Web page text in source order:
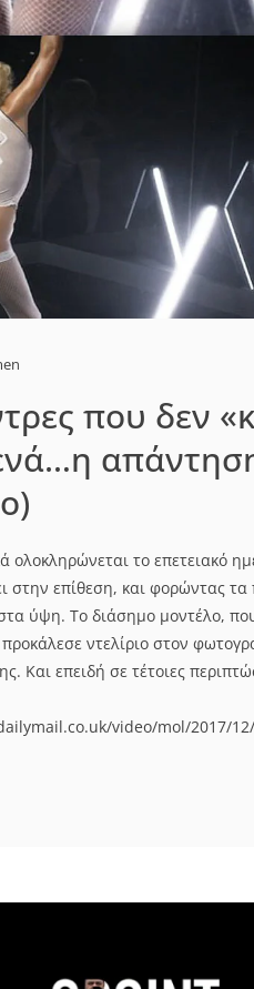
που δεν
ολοκληρώνεται το επετειακό
στην επίθεση, και φορώντας
ύψη. Το διάσημο μοντέλο,
ντελίριο στον
Και επειδή σε τέτοιες
video/mol/2017/12/